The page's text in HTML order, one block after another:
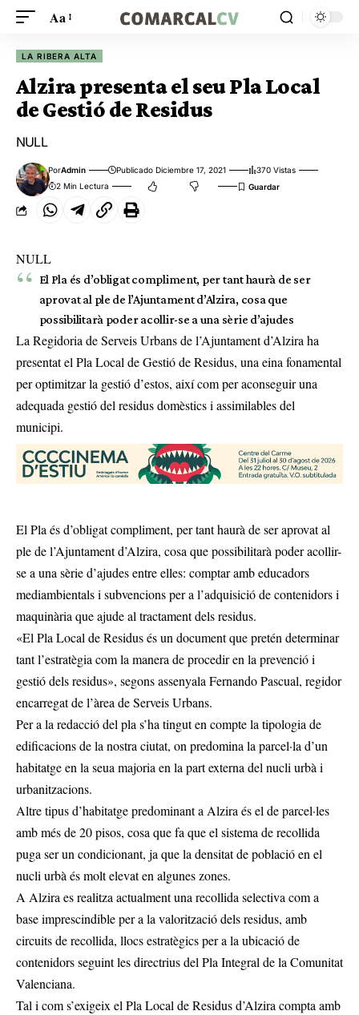
Aa
LA RIBERA ALTA
Alzira presenta el seu Pla Local
de Gestió de Residus
NULL
PorAdmin Publicado Diciembre 17, 2021
370 Vistas
2 Min Lectura
NULL
El Pla és d’obligat compliment, per tant haurà de ser
aprovat al ple de l’Ajuntament d’Alzira, cosa que
possibilitarà poder acollir-se a una sèrie d’ajudes
La Regidoria de Serveis Urbans de l’Ajuntament d’Alzira ha
presentat el Pla Local de Gestió de Residus, una eina fonamental
per optimitzar la gestió d’estos, així com per aconseguir una
adequada gestió del residus domèstics i assimilables del
municipi.
El Pla és d’obligat compliment, per tant haurà de ser aprovat al
ple de l’Ajuntament d’Alzira, cosa que possibilitarà poder acollir-
se a una sèrie d’ajudes entre elles: comptar amb educadors
mediambientals i subvencions per a l’adquisició de contenidors i
maquinària que ajude al tractament dels residus.
«El Pla Local de Residus és un document que pretén determinar
tant l’estratègia com la manera de procedir en la prevenció i
gestió dels residus», segons assenyala Fernando Pascual, regidor
encarregat de l’àrea de Serveis Urbans.
Per a la redacció del pla s’ha tingut en compte la tipologia de
edificacions de la nostra ciutat, on predomina la parcel·la d’un
habitatge en la seua majoria en la part externa del nucli urbà i
urbanitzacions.
Altre tipus d’habitatge predominant a Alzira és el de parcel·les
amb més de 20 pisos, cosa que fa que el sistema de recollida
puga ser un condicionant, ja que la densitat de població en el
nucli urbà és molt elevat en algunes zones.
A Alzira es realitza actualment una recollida selectiva com a
base imprescindible per a la valorització dels residus, amb
circuits de recollida, llocs estratègics per a la ubicació de
contenidors seguint les directrius del Pla Integral de la Comunitat
Valenciana.
Tal i com s’exigeix el Pla Local de Residus d’Alzira compta amb